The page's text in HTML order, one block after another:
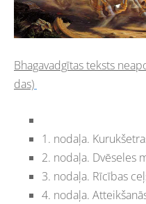
Bhagavadgītas teksts
das)
1. nodaļa.
2. nodaļa. Dvēseles
3. nodaļa. Rīcības
4. nodaļa.